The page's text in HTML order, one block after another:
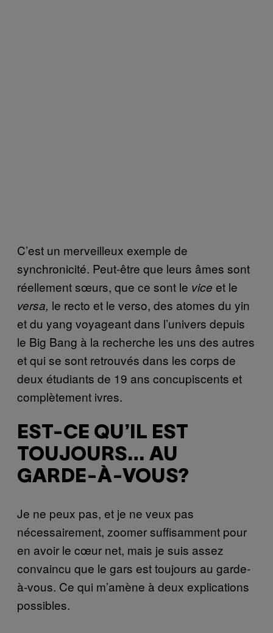
C’est un merveilleux exemple de
synchronicité. Peut-être que leurs âmes sont
réellement sœurs, que ce sont le vice et le
versa, le recto et le verso, des atomes du yin
et du yang voyageant dans l’univers depuis
le Big Bang à la recherche les uns des autres
et qui se sont retrouvés dans les corps de
deux étudiants de 19 ans concupiscents et
complètement ivres.
EST-CE QU’IL EST
TOUJOURS… AU
GARDE-À-VOUS?
Je ne peux pas, et je ne veux pas
nécessairement, zoomer suffisamment pour
en avoir le cœur net, mais je suis assez
convaincu que le gars est toujours au garde-
à-vous. Ce qui m’amène à deux explications
possibles.